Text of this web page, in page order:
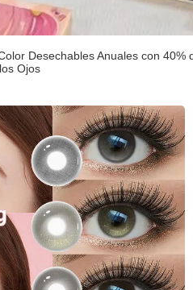
Desechables Anuales con
Ojos